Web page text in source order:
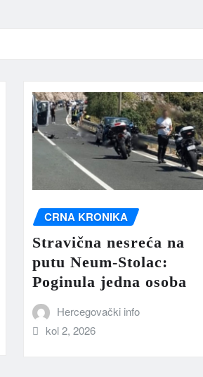
CRNA KRONIKA
Stravična nesreća na
putu Neum-Stolac:
Poginula jedna osoba
Hercegovački info
kol 2, 2026